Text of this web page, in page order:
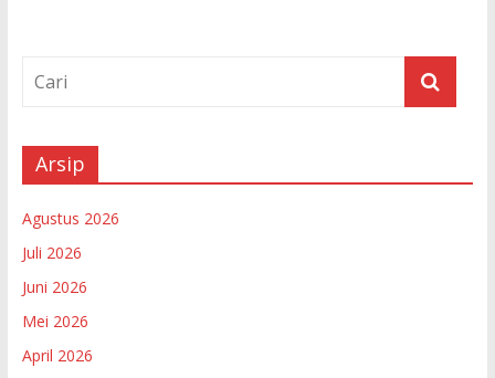
Arsip
Agustus 2026
Juli 2026
Juni 2026
Mei 2026
April 2026